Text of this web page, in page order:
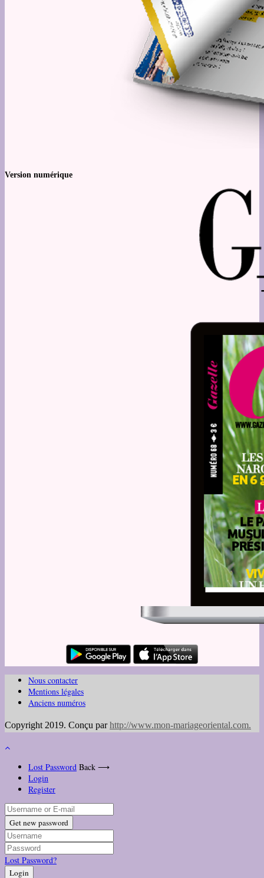
Version numérique
Nous contacter
Mentions légales
Anciens numéros
Copyright 2019. Conçu parhttp://www.mon-mariageoriental.com.
Lost Password Back ⟶
Login
Register
Get new password
Lost Password?
Login